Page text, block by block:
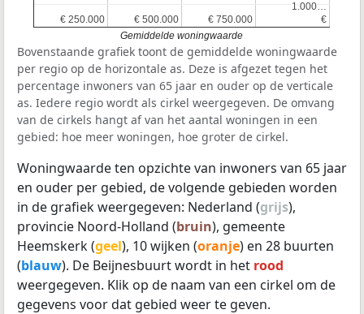
€ 250.000
€ 250.000 € 500.000
€ 500.000 € 750.000
€ 750.000 €
€
1.000…
1.000…
Gemiddelde woningwaarde
Bovenstaande grafiek toont de gemiddelde woningwaarde
per regio op de horizontale as. Deze is afgezet tegen het
percentage inwoners van 65 jaar en ouder op de verticale
as. Iedere regio wordt als cirkel weergegeven. De omvang
van de cirkels hangt af van het aantal woningen in een
gebied: hoe meer woningen, hoe groter de cirkel.
Woningwaarde ten opzichte van inwoners van 65 jaar
en ouder per gebied, de volgende gebieden worden
in de grafiek weergegeven: Nederland (grijs),
provincie Noord-Holland (bruin), gemeente
Heemskerk (geel), 10 wijken (oranje) en 28 buurten
(blauw). De Beijnesbuurt wordt in het rood
weergegeven. Klik op de naam van een cirkel om de
gegevens voor dat gebied weer te geven.